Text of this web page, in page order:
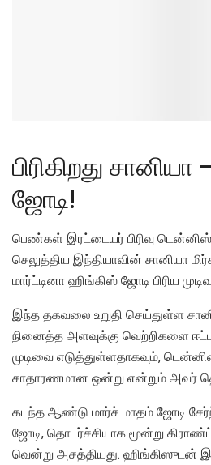
பிரிகிறது
ஜோடி!
பெண்கள் இரட்டையர் பிரிவு
செலுத்திய இந்தியாவின் சானியா
மார்ட்டினா ஹிங்கிஸ் ஜோடி பிரிய
இந்த தகவலை உறுதி செய்துள்ள
நினைத்த அளவுக்கு வெற்றிகளை
முடிவை எடுத்துள்ளதாகவும்,
சாதாரணமான ஒன்று என்றும் அவர்
கடந்த ஆண்டு மார்ச் மாதம் ஜோடி
ஜோடி, தொடர்ச்சியாக மூன்று
வென்று அசத்தியது. ஹிங்கிஸுடன்